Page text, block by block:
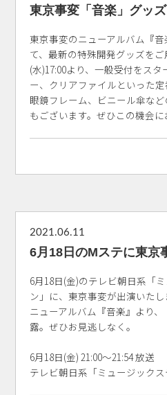
東京事変「音楽」グッ
東京事変のニューアルバム『
て、最新の特殊開発グッズを
(水)17:00より、一般受付をス
ー、クリアファイルといった定
眼鏡フレーム、ビニール傘な
もございます。ぜひこの機会に
2021.06.11
6月18日のMステに東京
6月18日(金)のテレビ朝日系「
ン」に、東京事変が出演いたし
ニューアルバム『音楽』より
露。ぜひお見逃しなく。
6月18日(金) 21:00～21:54 放送
テレビ朝日系「ミュージックス